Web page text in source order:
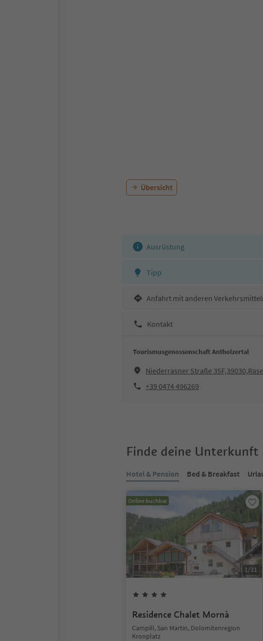
Übersicht
Ausrüstung
Tipp
Anfahrt mit anderen
Kontakt
Tourismusgenossenschaft Antholzertal
Niederrasner Straße
+39 0474 496269
Finde deine Unterkunft
Hotel & Pension Bed & Breakfast
Online buchbar
1/31
Residence Chalet Mornà
Campill, San Martin, Dolomitenregion
Kronplatz